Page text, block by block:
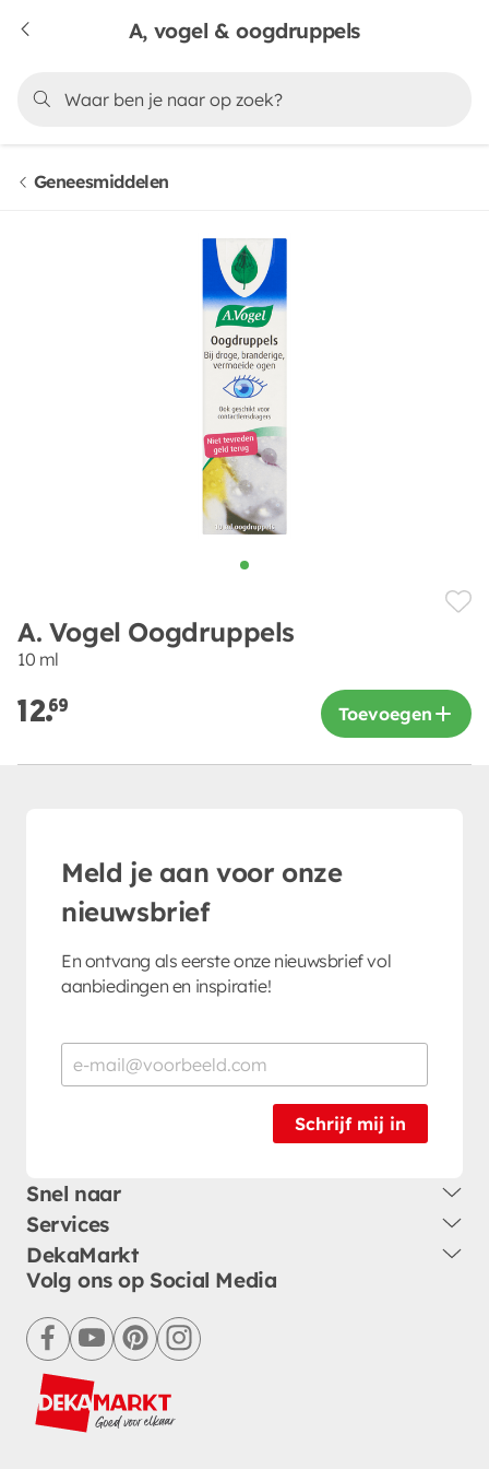
A, vogel & oogdruppels
Geneesmiddelen
A. Vogel Oogdruppels
10 ml
12.69 Toevoegen
Meld je aan voor onze
nieuwsbrief
En ontvang als eerste onze nieuwsbrief vol
aanbiedingen en inspiratie!
Schrijf mij in
Snel naar
Services
DekaMarkt
Volg ons op Social Media
facebookyoutubepinterestinstagram